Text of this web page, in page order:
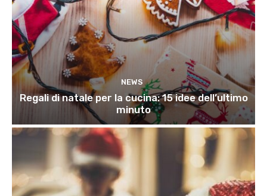
NEWS
Regali di natale per la cucina: 15 idee dell’ultimo
minuto